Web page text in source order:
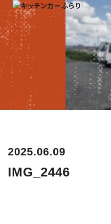
2025.06.09
IMG_2446